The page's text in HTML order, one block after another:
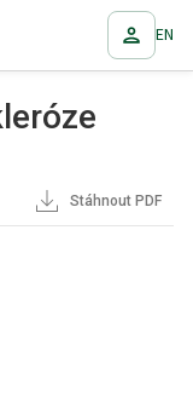
EN
Stáhnout PDF